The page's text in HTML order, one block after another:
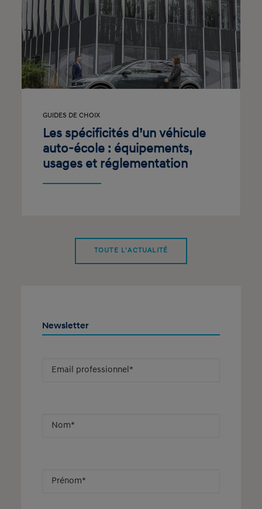
GUIDES DE CHOIX
Les spécificités d’un véhicule
auto-école : équipements,
usages et réglementation
TOUTE L'ACTUALITÉ
Newsletter